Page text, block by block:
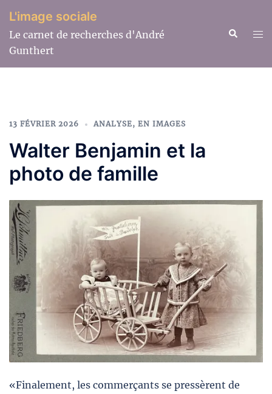
au
contenu
L'image sociale
Le carnet de recherches d'André
Gunthert
13 FÉVRIER 2026 ANALYSE, EN IMAGES
Walter Benjamin et la
photo de famille
«Finalement, les commerçants se pressèrent de